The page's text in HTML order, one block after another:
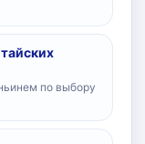
по выбору